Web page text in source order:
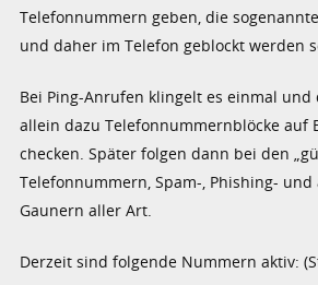
Telefonnummern geben, die
und daher im Telefon geblockt werden
Bei Ping-Anrufen klingelt es einmal und
allein dazu Telefonnummernblöcke auf
checken. Später folgen dann bei den
Telefonnummern, Spam-, Phishing-
Gaunern aller Art.
Derzeit sind folgende Nummern aktiv: